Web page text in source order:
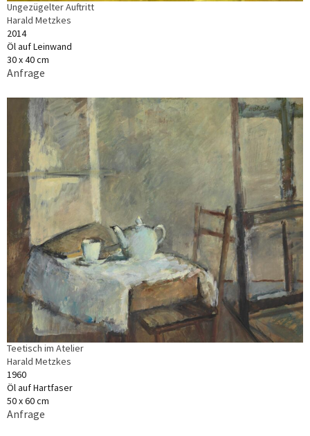
Ungezügelter Auftritt
Harald Metzkes
2014
Öl auf Leinwand
30 x 40 cm
Anfrage
Teetisch im Atelier
Harald Metzkes
1960
Öl auf Hartfaser
50 x 60 cm
Anfrage